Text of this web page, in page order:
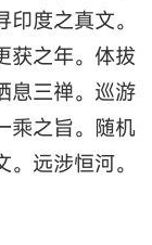
度之真文。
获之年。体拔
息三禅。巡游
乘之旨。随机
远涉恒河。